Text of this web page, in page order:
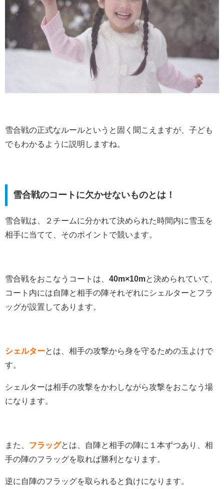
雪合戦の正式なルールというと固く聞こえますが、子ども
でもわかるように説明しますね。
雪合戦のコートに欠かせないものとは！
雪合戦は、２チームに分かれて決められた時間内に雪玉を
相手に当てて、そのポイントで競います。
雪合戦をおこなうコートは、 40m×10mと決められていて、
コート内には自陣と相手の陣それぞれにシェルターとフラ
ッグが設置してあります。
シェルターとは、相手の攻撃から身を守るための玉よけで
す。
シェルターは相手の攻撃をかわしながら攻撃をおこなう場
になります。
また、 フラッグとは、自陣と相手の陣に１本ずつあり、相
手の陣のフラッグを取れば勝利となります。
逆に自陣のフラッグを取られると負けになります。